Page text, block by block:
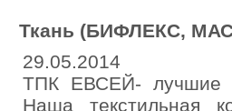
Ткань (БИФЛЕКС,
29.05.2014
ТПК ЕВСЕЙ- лучшие
Наша текстильная